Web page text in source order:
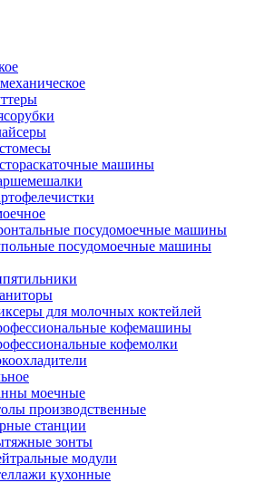
машины
посудомоечные машины
посудомоечные машины
для молочных коктейлей
кофемашины
кофемолки
моечные
производственные
станции
зонты
модули
кухонные